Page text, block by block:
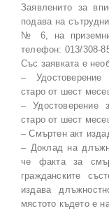
Заявленито за
подава на
№ 6, на
телефон: 013/308-
Със заявката е
–
старо от шест
–
старо от шест
– Смъртен акт
– Доклад на
че факта за
гражданските
издава
мястото където е